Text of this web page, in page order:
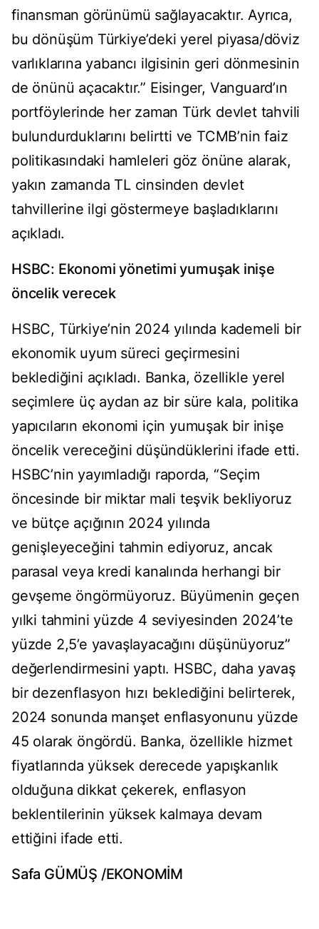
finansman görünümü sağlayacaktır. Ayrıca,
bu dönüşüm Türkiye’deki yerel piyasa/döviz
varlıklarına yabancı ilgisinin geri dönmesinin
de önünü açacaktır.” Eisinger, Vanguard’ın
portföylerinde her zaman Türk devlet tahvili
bulundurduklarını belirtti ve TCMB’ninfaiz
politikasındaki hamleleri göz önüne alarak,
yakın zamanda TL cinsinden devlet
tahvillerine ilgi göstermeye başladıklarını
açıkladı.
HSBC: Ekonomi yönetimi yumuşak inişe
öncelik verecek
HSBC, Türkiye’nin 2024 yılında kademeli bir
ekonomik uyum süreci geçirmesini
beklediğini açıkladı. Banka, özellikle yerel
seçimlere üç aydan az bir süre kala, politika
yapıcıların ekonomi için yumuşak bir inişe
öncelik vereceğini düşündüklerini ifade etti.
HSBC’nin yayımladığı raporda, “Seçim
öncesinde bir miktar mali teşvik bekliyoruz
ve bütçe açığının 2024 yılında
genişleyeceğini tahmin ediyoruz, ancak
parasal veya kredi kanalında herhangi bir
gevşeme öngörmüyoruz. Büyümenin geçen
yılki tahmini yüzde 4 seviyesinden 2024’te
yüzde 2,5’e yavaşlayacağını düşünüyoruz”
değerlendirmesini yaptı. HSBC, daha yavaş
bir dezenflasyon hızı beklediğini belirterek,
2024 sonunda manşet enflasyonunu yüzde
45 olarak öngördü. Banka, özellikle hizmet
fiyatlarında yüksek derecede yapışkanlık
olduğuna dikkat çekerek, enflasyon
beklentilerinin yüksek kalmaya devam
ettiğini ifade etti.
Safa GÜMÜŞ /EKONOMİM